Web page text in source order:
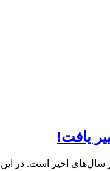
یافت!
سال‌های اخیر است. در